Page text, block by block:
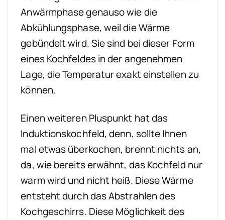
Anwärmphase genauso wie die
Abkühlungsphase, weil die Wärme
gebündelt wird. Sie sind bei dieser Form
eines Kochfeldes in der angenehmen
Lage, die Temperatur exakt einstellen zu
können.
Einen weiteren Pluspunkt hat das
Induktionskochfeld, denn, sollte Ihnen
mal etwas überkochen, brennt nichts an,
da, wie bereits erwähnt, das Kochfeld nur
warm wird und nicht heiß. Diese Wärme
entsteht durch das Abstrahlen des
Kochgeschirrs. Diese Möglichkeit des